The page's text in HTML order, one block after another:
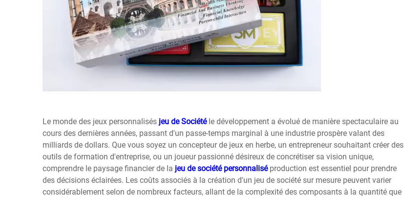
Le monde des jeux personnalisés jeu de Société le développement a évolué de manière spectaculaire au
cours des dernières années, passant d'un passe-temps marginal à une industrie prospère valant des
milliards de dollars. Que vous soyez un concepteur de jeux en herbe, un entrepreneur souhaitant créer des
outils de formation d'entreprise, ou un joueur passionné désireux de concrétiser sa vision unique,
comprendre le paysage financier de la jeu de société personnalisé production est essentiel pour prendre
des décisions éclairées. Les coûts associés à la création d'un jeu de société sur mesure peuvent varier
considérablement selon de nombreux facteurs, allant de la complexité des composants à la quantité que